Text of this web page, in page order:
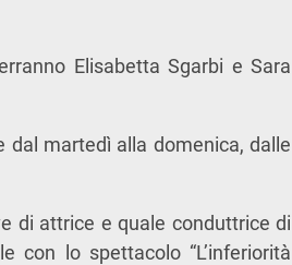
Elisabetta Sgarbi e Sara
martedì alla domenica, dalle
di attrice e quale conduttrice di
con lo spettacolo “L’inferiorità